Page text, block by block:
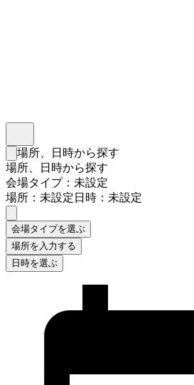
検索フォームを閉じる
場所、日時から探す
場所、日時から探す
会場タイプ：未設定
場所：未設定日時：未設定
会場タイプを選ぶ
場所を入力する
日時を選ぶ